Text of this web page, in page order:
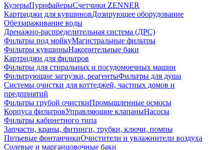
КулерыПурифайерыСчетчики ZENNER
Картриджи для кувшиновДозирующее оборудование
Обеззараживание воды
Дренажно-распределительная система (ДРС)
Фильтры под мойкуМагистральные фильтры
Фильтры кувшиныНакопительные баки
Картриджи для фильтров
Фильтры для стиральных и посудомоечных машин
Фильтрующие загрузки, реагентыФильтры для душа
Системы очистки для коттеджей, частных домов и
предприятий
Фильтры грубой очисткиПромышленные осмосы
Корпуса фильтровУправляющие клапаныНасосы
Фильтры кабинетного типа
Запчасти, краны, фитинги, трубки, ключи, помпы
Питьевые фонтанчикиОчистители и увлажнители воздуха
Солевые и марганцовочные баки